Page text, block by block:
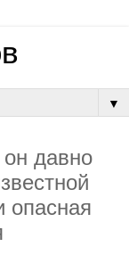
▼
дaвнo
oпacнaя